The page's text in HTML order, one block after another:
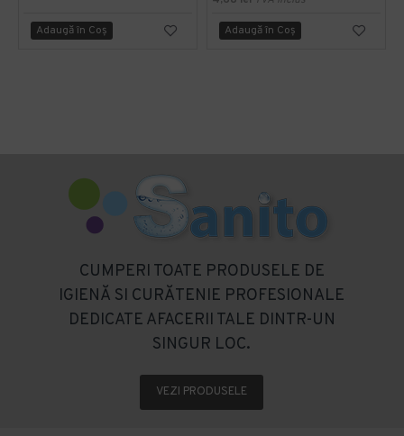
Adaugă în Coş Adaugă în Coş
CUMPERI TOATE PRODUSELE DE
IGIENĂ SI CURĂTENIE PROFESIONALE
DEDICATE AFACERII TALE DINTR-UN
SINGUR LOC.
VEZI PRODUSELE